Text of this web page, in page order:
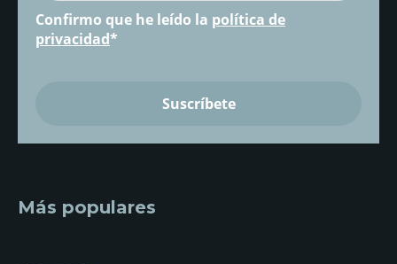
Confirmo que he leído la política de
privacidad*
Más populares